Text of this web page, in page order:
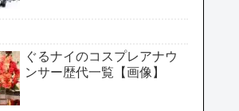
ぐるナイのコスプレアナウ
ンサー歴代一覧【画像】